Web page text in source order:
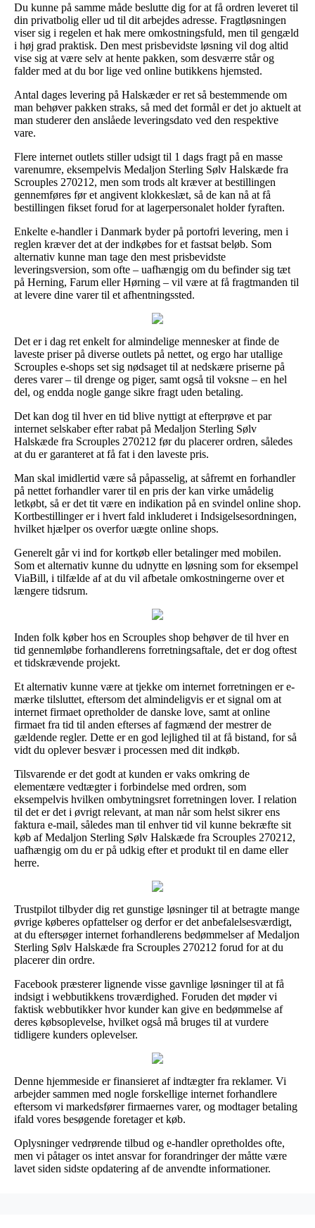
Du kunne på samme måde beslutte dig for at få ordren leveret til
din privatbolig eller ud til dit arbejdes adresse. Fragtløsningen
viser sig i regelen et hak mere omkostningsfuld, men til gengæld
i høj grad praktisk. Den mest prisbevidste løsning vil dog altid
vise sig at være selv at hente pakken, som desværre står og
falder med at du bor lige ved online butikkens hjemsted.
Antal dages levering på Halskæder er ret så bestemmende om
man behøver pakken straks, så med det formål er det jo aktuelt at
man studerer den anslåede leveringsdato ved den respektive
vare.
Flere internet outlets stiller udsigt til 1 dags fragt på en masse
varenumre, eksempelvis Medaljon Sterling Sølv Halskæde fra
Scrouples 270212, men som trods alt kræver at bestillingen
gennemføres før et angivent klokkeslæt, så de kan nå at få
bestillingen fikset forud for at lagerpersonalet holder fyraften.
Enkelte e-handler i Danmark byder på portofri levering, men i
reglen kræver det at der indkøbes for et fastsat beløb. Som
alternativ kunne man tage den mest prisbevidste
leveringsversion, som ofte – uafhængig om du befinder sig tæt
på Herning, Farum eller Hørning – vil være at få fragtmanden til
at levere dine varer til et afhentningssted.
Det er i dag ret enkelt for almindelige mennesker at finde de
laveste priser på diverse outlets på nettet, og ergo har utallige
Scrouples e-shops set sig nødsaget til at nedskære priserne på
deres varer – til drenge og piger, samt også til voksne – en hel
del, og endda nogle gange sikre fragt uden betaling.
Det kan dog til hver en tid blive nyttigt at efterprøve et par
internet selskaber efter rabat på Medaljon Sterling Sølv
Halskæde fra Scrouples 270212 før du placerer ordren, således
at du er garanteret at få fat i den laveste pris.
Man skal imidlertid være så påpasselig, at såfremt en forhandler
på nettet forhandler varer til en pris der kan virke umådelig
letkøbt, så er det tit være en indikation på en svindel online shop.
Kortbestillinger er i hvert fald inkluderet i Indsigelsesordningen,
hvilket hjælper os overfor uægte online shops.
Generelt går vi ind for kortkøb eller betalinger med mobilen.
Som et alternativ kunne du udnytte en løsning som for eksempel
ViaBill, i tilfælde af at du vil afbetale omkostningerne over et
længere tidsrum.
Inden folk køber hos en Scrouples shop behøver de til hver en
tid gennemløbe forhandlerens forretningsaftale, det er dog oftest
et tidskrævende projekt.
Et alternativ kunne være at tjekke om internet forretningen er e-
mærke tilsluttet, eftersom det almindeligvis er et signal om at
internet firmaet opretholder de danske love, samt at online
firmaet fra tid til anden efterses af fagmænd der mestrer de
gældende regler. Dette er en god lejlighed til at få bistand, for så
vidt du oplever besvær i processen med dit indkøb.
Tilsvarende er det godt at kunden er vaks omkring de
elementære vedtægter i forbindelse med ordren, som
eksempelvis hvilken ombytningsret forretningen lover. I relation
til det er det i øvrigt relevant, at man når som helst sikrer ens
faktura e-mail, således man til enhver tid vil kunne bekræfte sit
køb af Medaljon Sterling Sølv Halskæde fra Scrouples 270212,
uafhængig om du er på udkig efter et produkt til en dame eller
herre.
Trustpilot tilbyder dig ret gunstige løsninger til at betragte mange
øvrige køberes opfattelser og derfor er det anbefalelsesværdigt,
at du eftersøger internet forhandlerens bedømmelser af Medaljon
Sterling Sølv Halskæde fra Scrouples 270212 forud for at du
placerer din ordre.
Facebook præsterer lignende visse gavnlige løsninger til at få
indsigt i webbutikkens troværdighed. Foruden det møder vi
faktisk webbutikker hvor kunder kan give en bedømmelse af
deres købsoplevelse, hvilket også må bruges til at vurdere
tidligere kunders oplevelser.
Denne hjemmeside er finansieret af indtægter fra reklamer. Vi
arbejder sammen med nogle forskellige internet forhandlere
eftersom vi markedsfører firmaernes varer, og modtager betaling
ifald vores besøgende foretager et køb.
Oplysninger vedrørende tilbud og e-handler opretholdes ofte,
men vi påtager os intet ansvar for forandringer der måtte være
lavet siden sidste opdatering af de anvendte informationer.